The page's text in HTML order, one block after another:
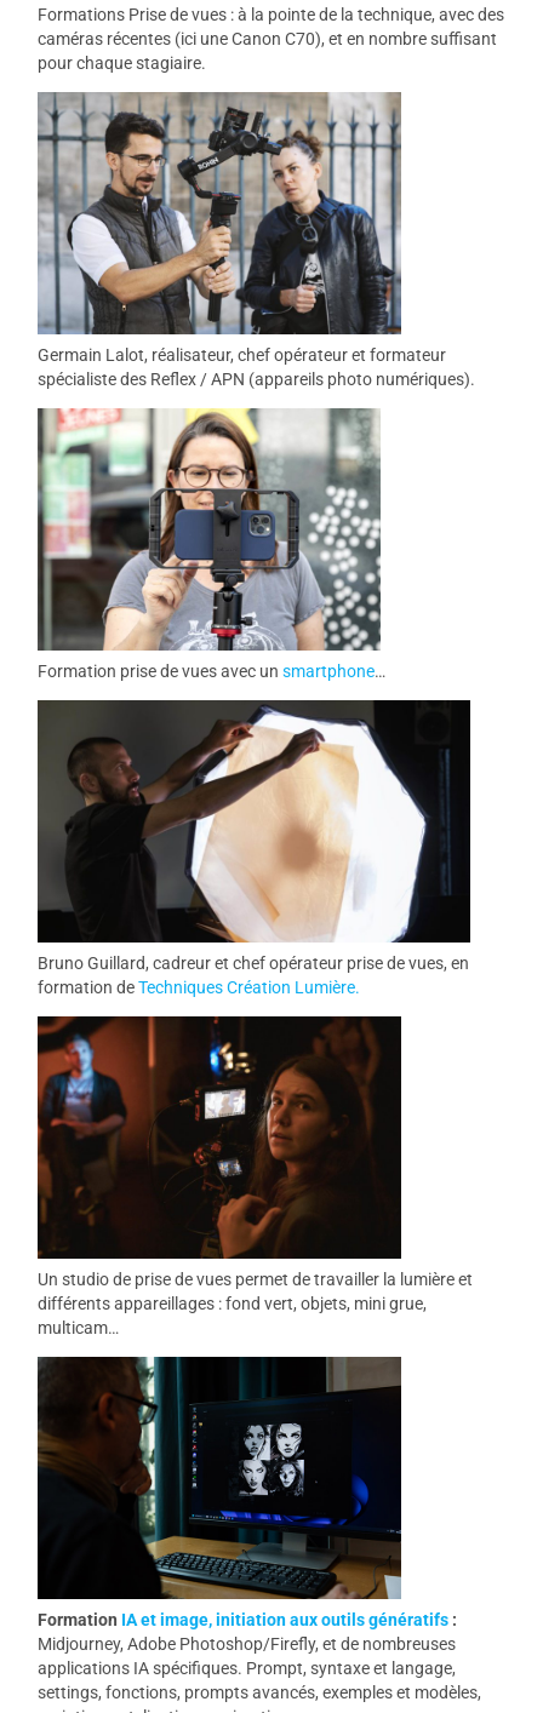
Formations Prise de vues : à la pointe de la technique, avec des
caméras récentes (ici une Canon C70), et en nombre suffisant
pour chaque stagiaire.
Germain Lalot, réalisateur, chef opérateur et formateur
spécialiste des Reflex / APN (appareils photo numériques).
Formation prise de vues avec unsmartphone…
Bruno Guillard, cadreur et chef opérateur prise de vues, en
formation deTechniques Création Lumière.
Un studio de prise de vues permet de travailler la lumière et
différents appareillages : fond vert, objets, mini grue,
multicam…
Formation IA et image, initiation aux outils génératifs :
Midjourney, Adobe Photoshop/Firefly, et de nombreuses
applications IA spécifiques. Prompt, syntaxe et langage,
settings, fonctions, prompts avancés, exemples et modèles,